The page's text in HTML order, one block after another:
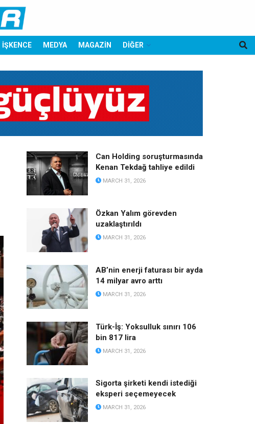
İŞKENCE MEDYA MAGAZİN DİĞER
Can Holding soruşturmasında
Kenan Tekdağ tahliye edildi
MARCH 31, 2026
Özkan Yalım görevden
uzaklaştırıldı
MARCH 31, 2026
AB’nin enerji faturası bir ayda
14 milyar avro arttı
MARCH 31, 2026
Türk-İş: Yoksulluk sınırı 106
bin 817 lira
MARCH 31, 2026
Sigorta şirketi kendi istediği
eksperi seçemeyecek
MARCH 31, 2026